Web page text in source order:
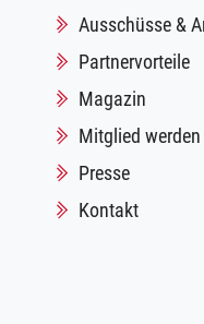
Ausschüsse &
Partnervorteile
Magazin
Mitglied werden
Presse
Kontakt